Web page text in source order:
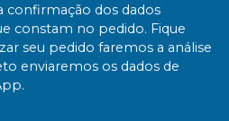
confirmação dos dados
constam no pedido. Fique
seu pedido faremos a análise
enviaremos os dados de